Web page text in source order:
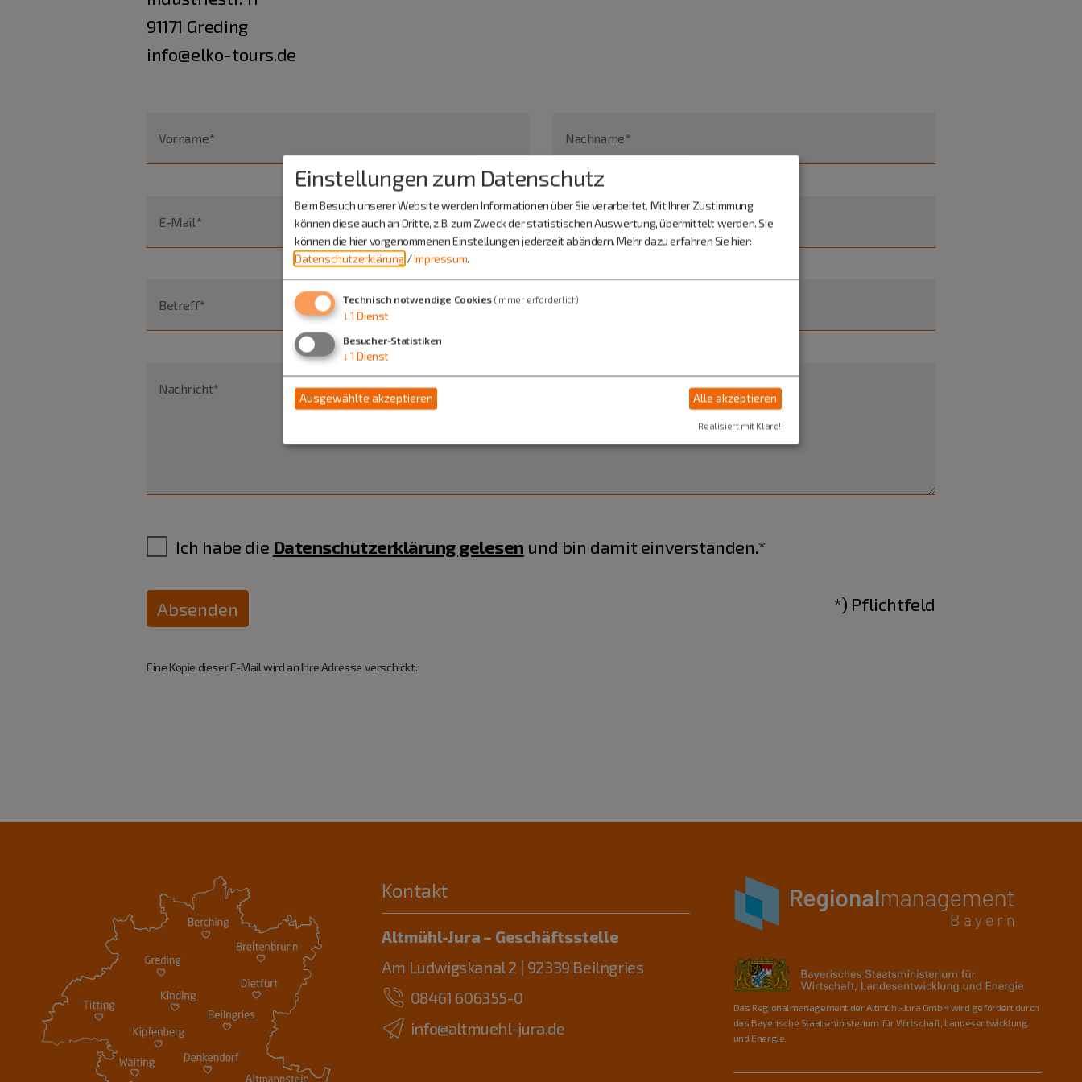
91171 Greding
info@elko-tours.de
Vorname* Nachname*
E-Mail*
Betreff*
Nachricht*
Ich habe die Datenschutzerklärung gelesen und bin damit einverstanden.*
Absenden *) Pflichtfeld
Eine Kopie dieser E-Mail wird an Ihre Adresse verschickt.
Kontakt
Altmühl-Jura – Geschäftsstelle
Am Ludwigskanal 2 | 92339 Beilngries
08461 606355-0
info@altmuehl-jura.de
Das Regionalmanagement der Altmühl-Jura GmbH wird gefördert durch
das Bayerische Staatsministerium für Wirtschaft, Landesentwicklung
und Energie.
Einstellungen zum Datenschutz
Beim Besuch unserer Website werden Informationen über Sie verarbeitet. Mit Ihrer Zustimmung
können diese auch an Dritte, z.B. zum Zweck der statistischen Auswertung, übermittelt werden. Sie
können die hier vorgenommenen Einstellungen jederzeit abändern. Mehr dazu erfahren Sie hier:
Datenschutzerklärung /Impressum.
Technisch notwendige Cookies (immer erforderlich)
↓ 1 Dienst
Besucher-Statistiken
↓ 1 Dienst
Ausgewählte akzeptieren Alle akzeptieren
Realisiert mit Klaro!